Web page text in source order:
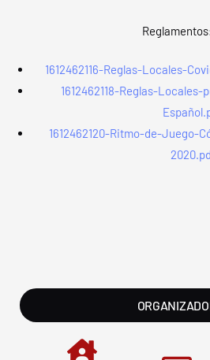
1612462116-Reglas-Locales-
1612462118-Reglas-
1612462120-Ritmo-de-Juego-